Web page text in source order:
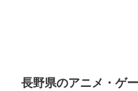
長野県のアニメ・ゲ